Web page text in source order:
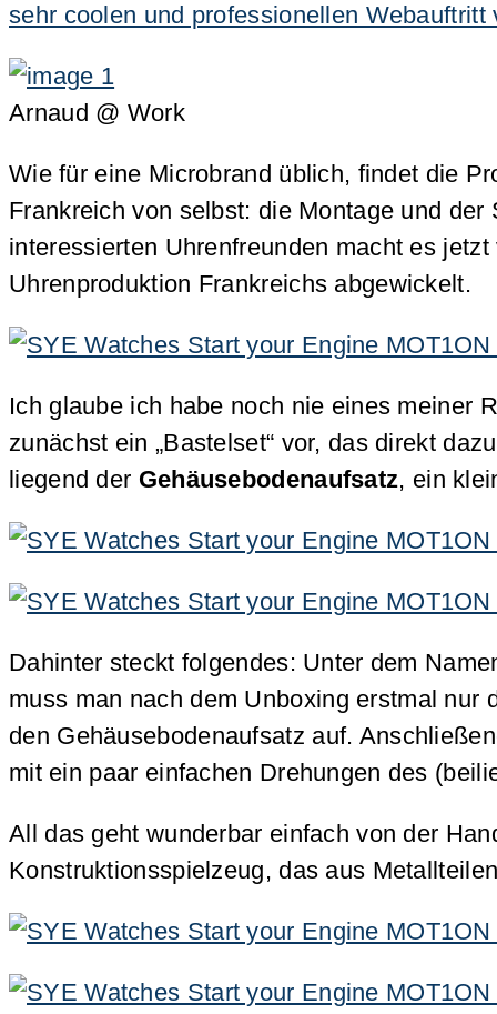
sehr coolen und professionellen Webauftritt
Arnaud @ Work
Wie für eine Microbrand üblich, findet die
Frankreich von selbst: die Montage und
interessierten Uhrenfreunden macht es
Uhrenproduktion Frankreichs abgewickelt.
Ich glaube ich habe noch nie eines meiner
zunächst ein „Bastelset“ vor, das direkt
liegend der Gehäusebodenaufsatz, ein
Dahinter steckt folgendes: Unter dem
muss man nach dem Unboxing erstmal
den Gehäusebodenaufsatz auf.
mit ein paar einfachen Drehungen des
All das geht wunderbar einfach von der
Konstruktionsspielzeug, das aus